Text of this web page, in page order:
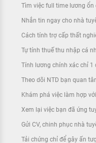
Tìm việc full time lương ổn
Nhắn tin ngay cho nhà
Cách tính trợ cấp thất
Tự tính thuế thu nhập cá
Tính lương chính xác chỉ 1
Theo dõi NTD bạn quan
Khám phá việc làm hợp
Xem lại việc bạn đã ứng
Gửi CV, chinh phục nhà
Tải chứng chỉ để gây ấn